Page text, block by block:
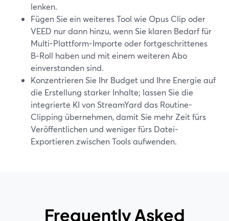
lenken.
Fügen Sie ein weiteres Tool wie Opus Clip oder
VEED nur dann hinzu, wenn Sie klaren Bedarf für
Multi-Plattform-Importe oder fortgeschrittenes
B‑Roll haben und mit einem weiteren Abo
einverstanden sind.
Konzentrieren Sie Ihr Budget und Ihre Energie auf
die Erstellung starker Inhalte; lassen Sie die
integrierte KI von StreamYard das Routine-
Clipping übernehmen, damit Sie mehr Zeit fürs
Veröffentlichen und weniger fürs Datei-
Exportieren zwischen Tools aufwenden.
Frequently Asked